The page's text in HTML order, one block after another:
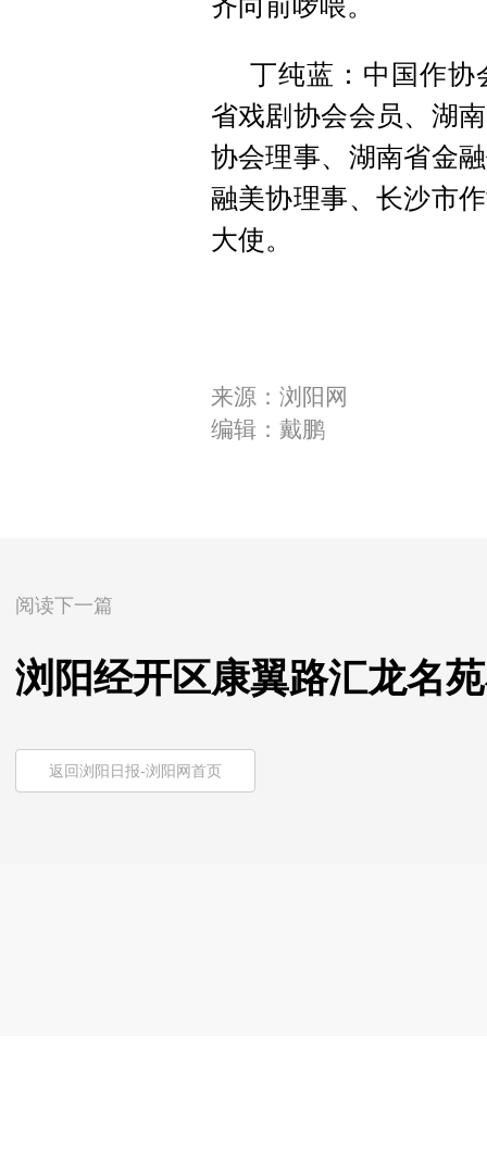
齐向前啰喂。
丁纯蓝：中国作协
省戏剧协会会员、湖
协会理事、湖南省金
融美协理事、长沙市
大使。
来源：浏阳网
编辑：戴鹏
阅读下一篇
浏阳经开区康翼路汇龙名
返回浏阳日报-浏阳网首页